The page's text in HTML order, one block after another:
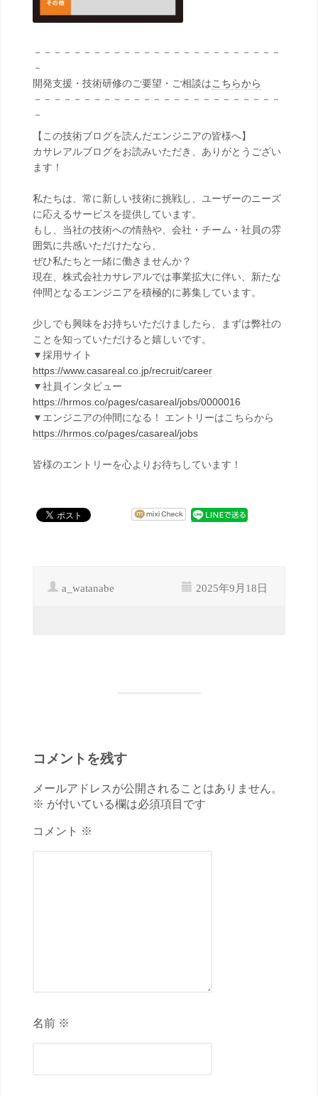
－－－－－－－－－－－－－－－－－－－－－－－－－
－
開発支援・技術研修のご要望・ご相談はこちらから
－－－－－－－－－－－－－－－－－－－－－－－－－
－
【この技術ブログを読んだエンジニアの皆様へ】
カサレアルブログをお読みいただき、ありがとうござい
ます！
私たちは、常に新しい技術に挑戦し、ユーザーのニーズ
に応えるサービスを提供しています。
もし、当社の技術への情熱や、会社・チーム・社員の雰
囲気に共感いただけたなら、
ぜひ私たちと一緒に働きませんか？
現在、株式会社カサレアルでは事業拡大に伴い、新たな
仲間となるエンジニアを積極的に募集しています。
少しでも興味をお持ちいただけましたら、まずは弊社の
ことを知っていただけると嬉しいです。
▼採用サイト
https://www.casareal.co.jp/recruit/career
▼社員インタビュー
https://hrmos.co/pages/casareal/jobs/0000016
▼エンジニアの仲間になる！ エントリーはこちらから
https://hrmos.co/pages/casareal/jobs
皆様のエントリーを心よりお待ちしています！
a_watanabe 2025年9月18日
コメントを残す
メールアドレスが公開されることはありません。
※ が付いている欄は必須項目です
コメント ※
名前 ※